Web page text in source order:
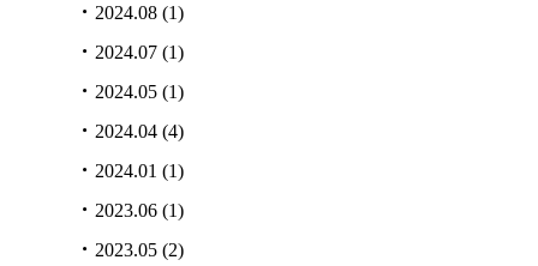
2024.08(1)
2024.07(1)
2024.05(1)
2024.04(4)
2024.01 (1)
2023.06(1)
2023.05(2)